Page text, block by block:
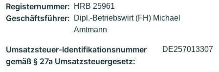
Registernummer: HRB 25961
Geschäftsführer:
Dipl.-Betriebswirt (FH) Michael
Amtmann
Umsatzsteuer-Identifikationsnummer
gemäß § 27a Umsatzsteuergesetz:
DE257013307